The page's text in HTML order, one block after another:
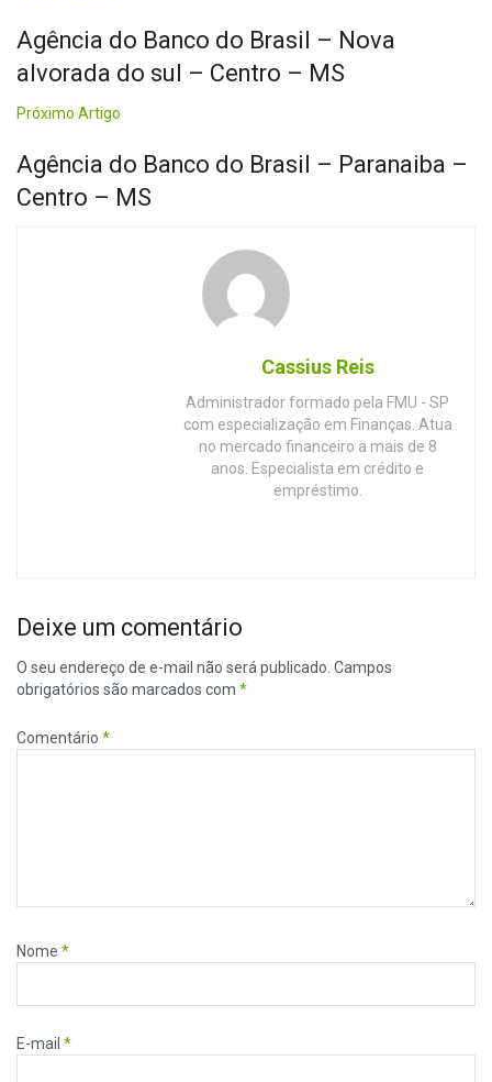
Agência do Banco do Brasil – Nova
alvorada do sul – Centro – MS
Próximo Artigo
Agência do Banco do Brasil – Paranaiba –
Centro – MS
Cassius Reis
Administrador formado pela FMU - SP
com especialização em Finanças. Atua
no mercado financeiro a mais de 8
anos. Especialista em crédito e
empréstimo.
Deixe um comentário
O seu endereço de e-mail não será publicado. Campos
obrigatórios são marcados com *
Comentário *
Nome *
E-mail *